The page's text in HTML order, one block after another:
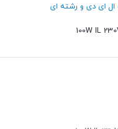
ال ای دی و رشته ای